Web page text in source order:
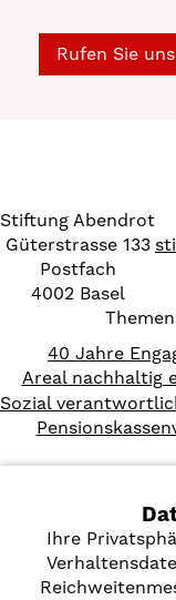
Rufen Sie
Stiftung Abendrot
Güterstrasse 133
Postfach
4002 Basel
40 Jahre
Areal nachhaltig
Sozial
Ihre